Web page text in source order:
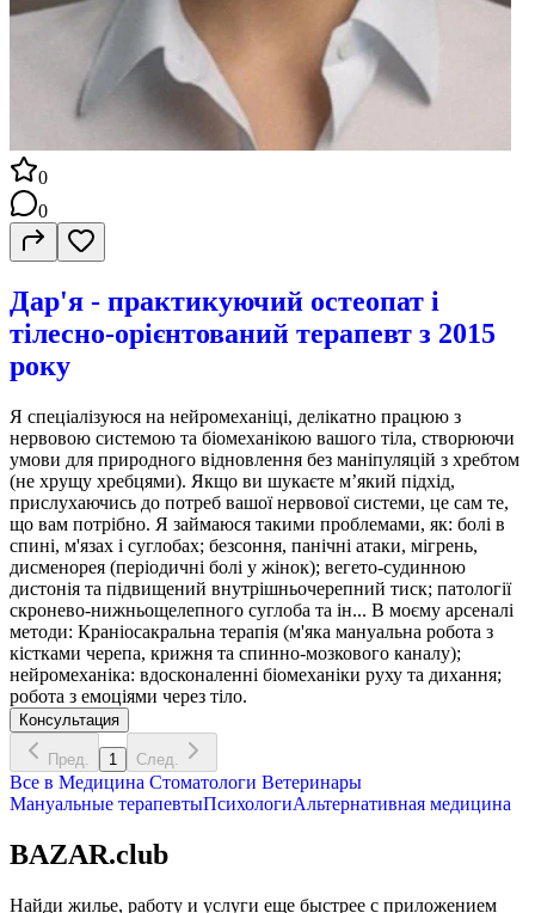
0
0
Дар'я - практикуючий остеопат і
тілесно-орієнтований терапевт з 2015
року
Я спеціалізуюся на нейромеханіці, делікатно працюю з
нервовою системою та біомеханікою вашого тіла, створюючи
умови для природного відновлення без маніпуляцій з хребтом
(не хрущу хребцями). Якщо ви шукаєте м’який підхід,
прислухаючись до потреб вашої нервової системи, це сам те,
що вам потрібно. Я займаюся такими проблемами, як: болі в
спині, м'язах і суглобах; безсоння, панічні атаки, мігрень,
дисменорея (періодичні болі у жінок); вегето-судинною
дистонія та підвищений внутрішньочерепний тиск; патології
скронево-нижньощелепного суглоба та ін... В моєму арсеналі
методи: Краніосакральна терапія (м'яка мануальна робота з
кістками черепа, крижня та спинно-мозкового каналу);
нейромеханіка: вдосконаленні біомеханіки руху та дихання;
робота з емоціями через тіло.
Консультация
Пред. 1 След.
Все в Медицина Стоматологи Ветеринары
Мануальные терапевтыПсихологиАльтернативная медицина
BAZAR.club
Найди жилье, работу и услуги еще быстрее с приложением